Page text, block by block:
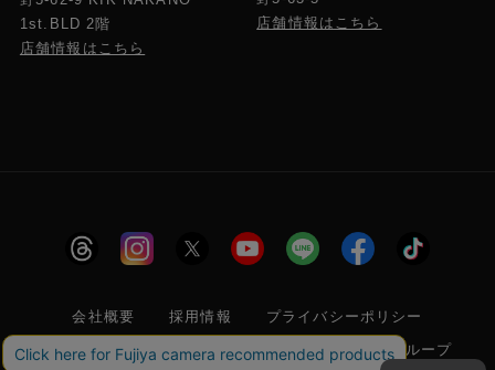
1st.BLD 2階
店舗情報はこちら
店舗情報はこちら
会社概要 採用情報
プライバシーポリシー
特定商取引に関する法律に基づく表示
フジヤグループ